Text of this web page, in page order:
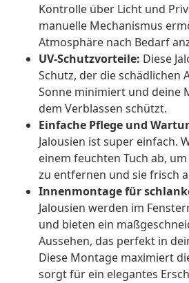
Kontrolle über Licht und
manuelle Mechanismus
Atmosphäre nach Bedarf
UV-Schutzvorteile: Diese
Schutz, der die schädlichen
Sonne minimiert und deine
dem Verblassen schützt.
Einfache Pflege und
Jalousien ist super einfach.
einem feuchten Tuch ab,
zu entfernen und sie frisch
Innenmontage für
Jalousien werden im
und bieten ein
Aussehen, das perfekt in
Diese Montage maximiert
sorgt für ein elegantes